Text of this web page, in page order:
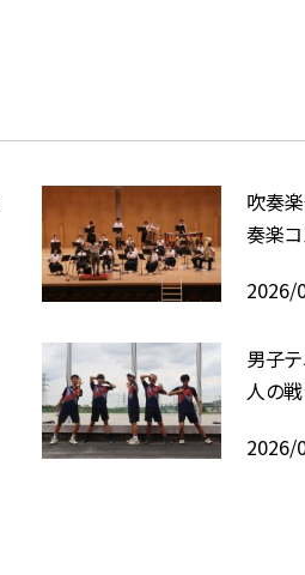
吹奏
奏楽
2026/
男子
人の戦
2026/